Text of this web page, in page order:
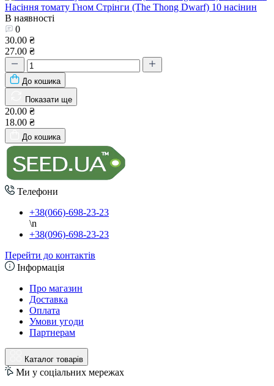
Насіння томату Гном Стрінги (The Thong Dwarf) 10 насінин
В наявності
0
30.00 ₴
27.00 ₴
До кошика
Показати ще
20.00 ₴
18.00 ₴
До кошика
Телефони
+38(066)-698-23-23
\n
+38(096)-698-23-23
Перейти до контактів
Інформація
Про магазин
Доставка
Оплата
Умови угоди
Партнерам
Каталог товарів
Ми у соціальних мережах